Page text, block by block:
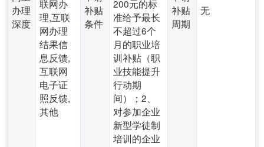
办理
深度
联网办
理,互联
网办理
结果信
息反馈,
互联网
电子证
照反馈,
其他
补贴
条件
200元的标
准给予最长
不超过6个
月的职业培
训补贴（职
业技能提升
行动期
间）；2、
对参加企业
新型学徒制
培训的企业
补贴
周期
无